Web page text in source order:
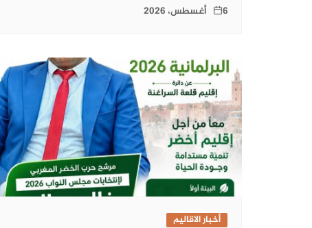
6 أغسطس، 2026
أخبار الاقاليم